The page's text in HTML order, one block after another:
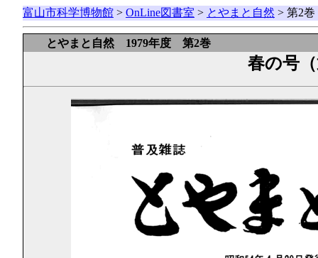
富山市科学博物館 > OnLine図書室 > とやまと自然 > 第2
とやまと自然 1979年度 第2巻
春の号